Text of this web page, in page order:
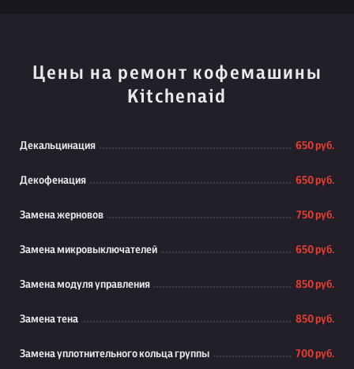
Цены на ремонт кофемашины
Kitchenaid
Декальцинация 650 руб.
Декофенация 650 руб.
Замена жерновов 750 руб.
Замена микровыключателей 650 руб.
Замена модуля управления 850 руб.
Замена тена 850 руб.
Замена уплотнительного кольца группы 700 руб.